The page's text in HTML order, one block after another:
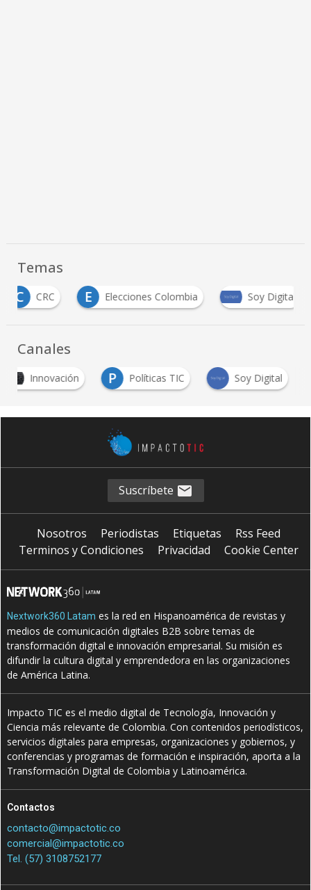
Temas
CRC E Elecciones Colombia Soy Digital
Canales
Innovación P Políticas TIC Soy Digital
Suscríbete
Nosotros Periodistas Etiquetas
Rss Feed
Terminos y Condiciones
Privacidad Cookie Center
Nextwork360 Latam es la red en Hispanoamérica de revistas y
medios de comunicación digitales B2B sobre temas de
transformación digital e innovación empresarial. Su misión es
difundir la cultura digital y emprendedora en las organizaciones
de América Latina.
Impacto TIC es el medio digital de Tecnología, Innovación y
Ciencia más relevante de Colombia. Con contenidos periodísticos,
servicios digitales para empresas, organizaciones y gobiernos, y
conferencias y programas de formación e inspiración, aporta a la
Transformación Digital de Colombia y Latinoamérica.
Contactos
contacto@impactotic.co
comercial@impactotic.co
Tel. (57) 3108752177